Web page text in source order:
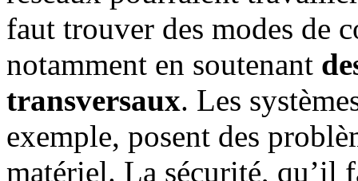
faut trouver des modes de
notamment en soutenant
transversaux. Les
exemple, posent des
matériel. La sécurité, qu’il